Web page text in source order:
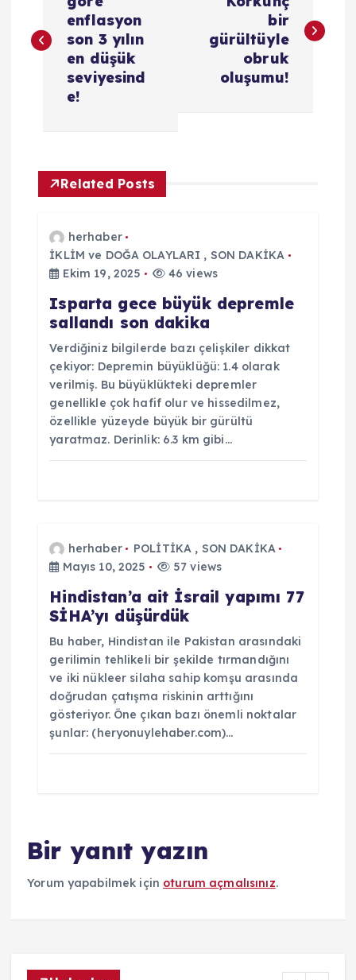
z
e
z
m
enflasyon
son 3 yılın
en düşük
seviyesind
e!
bir
gürültüyle
obruk
oluşumu!
Related Posts
herhaber
İKLİM ve DOĞA OLAYLARI , SON DAKİKA
Ekim 19, 2025
46 views
Isparta gece büyük depremle
sallandı son dakika
Verdiğiniz bilgilerde bazı çelişkiler dikkat
çekiyor: Depremin büyüklüğü: 1.4 olarak
verilmiş. Bu büyüklükteki depremler
genellikle çok hafif olur ve hissedilmez,
özellikle yüzeyde büyük bir gürültü
yaratmaz. Derinlik: 6.3 km gibi…
herhaber POLİTİKA , SON DAKİKA
Mayıs 10, 2025
57 views
Hindistan’a ait İsrail yapımı 77
SİHA’yı düşürdük
Bu haber, Hindistan ile Pakistan arasındaki
gerilimin tehlikeli bir şekilde tırmandığını
ve iki nükleer silaha sahip komşu arasında
doğrudan çatışma riskinin arttığını
gösteriyor. Öne çıkan bazı önemli noktalar
şunlar: (heryonuylehaber.com)…
Bir yanıt yazın
Yorum yapabilmek için oturum açmalısınız.